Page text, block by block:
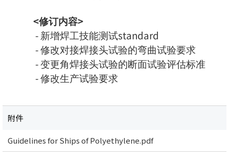
<修订内容>
- 新增焊工技能测试standard
- 修改对接焊接头试验的弯曲试验要求
- 变更角焊接头试验的断面试验评估标准
- 修改生产试验要求
附件
Guidelines for Ships of Polyethylene.pdf